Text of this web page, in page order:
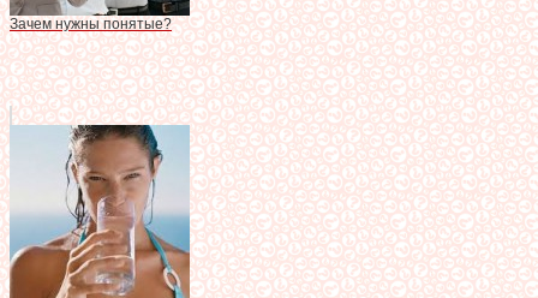
Зачем нужны понятые?